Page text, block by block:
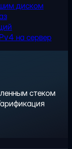
диском
на сервер
стеком